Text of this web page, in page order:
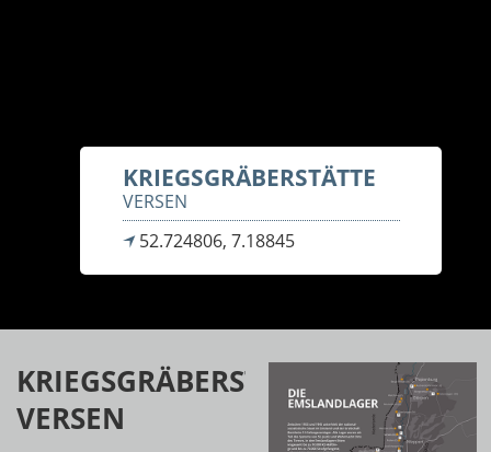
KRIEGSGRÄBERSTÄTTE
VERSEN
52.724806, 7.18845
KRIEGSGRÄBERSTÄTTE
VERSEN